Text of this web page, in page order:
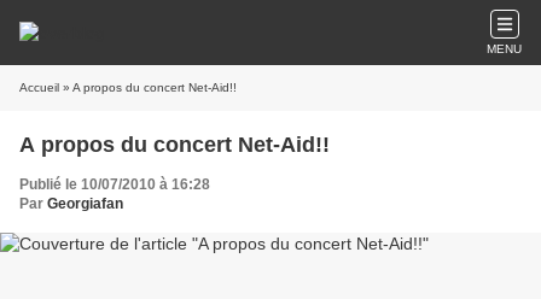
MENU
Accueil » A propos du concert Net-Aid!!
A propos du concert Net-Aid!!
Publié le 10/07/2010 à 16:28
Par Georgiafan